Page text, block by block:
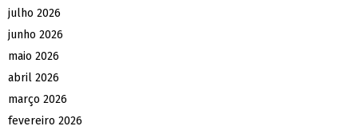
julho 2026
junho 2026
maio 2026
abril 2026
março 2026
fevereiro 2026